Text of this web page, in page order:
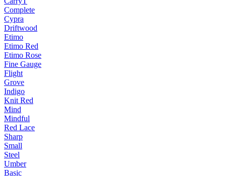
Complete
Cypra
Driftwood
Etimo
Etimo Red
Etimo Rose
Fine Gauge
Flight
Grove
Indigo
Knit Red
Mind
Mindful
Red Lace
Sharp
Small
Steel
Umber
Basic